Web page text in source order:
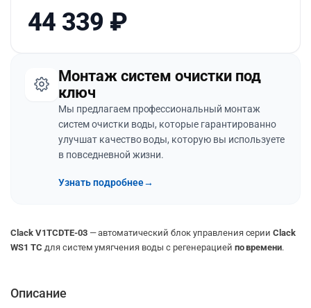
44 339 ₽
Монтаж систем очистки под
ключ
Мы предлагаем профессиональный монтаж
систем очистки воды, которые гарантированно
улучшат качество воды, которую вы используете
в повседневной жизни.
Узнать подробнее→
Clack V1TCDTE-03— автоматический блок управления серииClack
WS1 TC для систем умягчения воды с регенерацией по времени.
Описание